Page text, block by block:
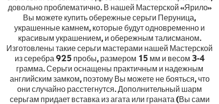
довольно проблематично. В нашей Мастерской «Ярило»
Вы можете купить обережные серьги Перуница,
украшенные камнем, которые будут одновременно и
красивым украшением, и обережным талисманом.
Изготовлены такие серьги мастерами нашей Мастерской
из серебра 925 пробы, размером 15 мм и весом 3-4
грамма. Серьги оснащены практичным и надежным
английским замком, поэтому Вы можете не бояться, что
они случайно расстегнутся. Дополнительный шарм
серьгам придает вставка из агата или граната (Вы сами